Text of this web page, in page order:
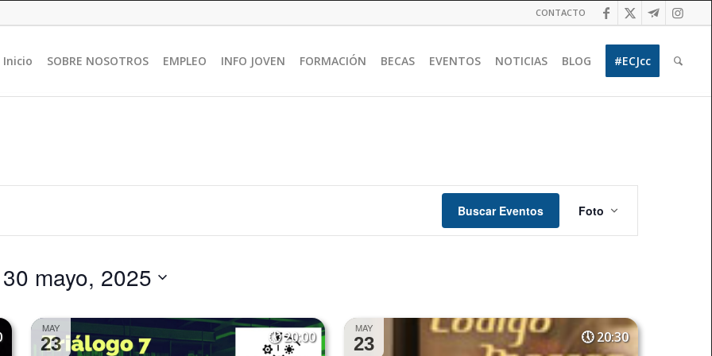
CONTACTO
Inicio SOBRE NOSOTROS EMPLEO INFO JOVEN FORMACIÓN BECAS EVENTOS NOTICIAS BLOG #ECJcc
Buscar Eventos
de
Foto
30 mayo, 2025
MAY
23 20:00
MAY
23 20:30